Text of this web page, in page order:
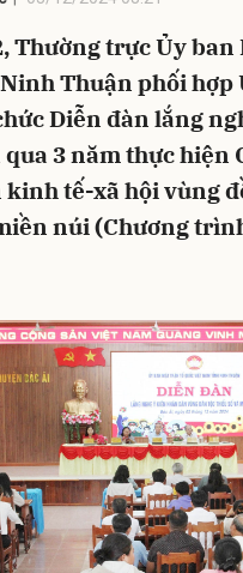
Thường trực Ủy ban
Thuận phối hợp
Diễn đàn lắng
3 năm thực hiện
tế-xã hội vùng
núi (Chương